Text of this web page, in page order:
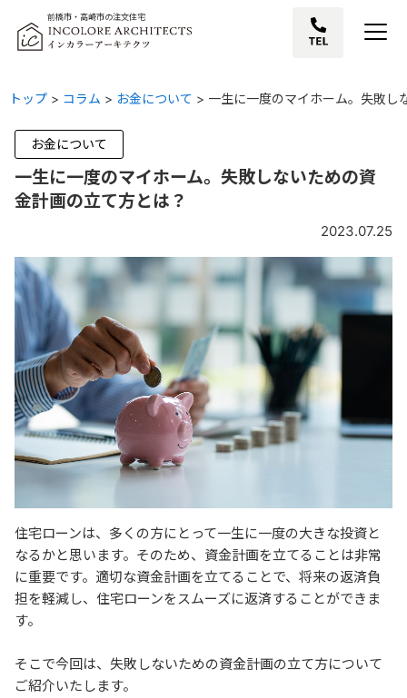
前橋市・高崎市の注文住宅
トップ > コラム > お金について > 一生に一度のマイホーム。失敗し
お金について
一生に一度のマイホーム。失敗しないための資
金計画の立て方とは？
2023.07.25
住宅ローンは、多くの方にとって一生に一度の大きな投資と
なるかと思います。そのため、資金計画を立てることは非常
に重要です。適切な資金計画を立てることで、将来の返済負
担を軽減し、住宅ローンをスムーズに返済することができま
す。
そこで今回は、失敗しないための資金計画の立て方について
ご紹介いたします。